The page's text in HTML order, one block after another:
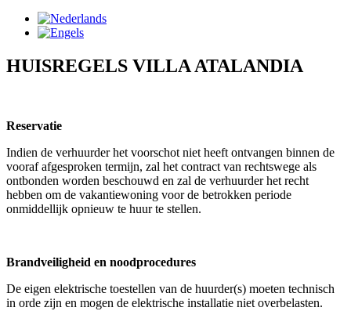
HUISREGELS VILLA ATALANDIA
Reservatie
Indien de verhuurder het voorschot niet heeft ontvangen binnen de
vooraf afgesproken termijn, zal het contract van rechtswege als
ontbonden worden beschouwd en zal de verhuurder het recht
hebben om de vakantiewoning voor de betrokken periode
onmiddellijk opnieuw te huur te stellen.
Brandveiligheid en noodprocedures
De eigen elektrische toestellen van de huurder(s) moeten technisch
in orde zijn en mogen de elektrische installatie niet overbelasten.